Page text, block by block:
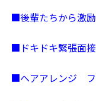
■後輩たちから激
■ドキドキ緊張面
■ヘアアレンジ フ